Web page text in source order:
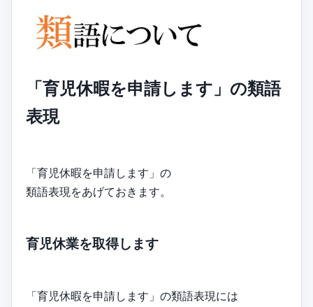
「育児休暇を申請します」の類語
表現
「育児休暇を申請します」の
類語表現をあげておきます。
育児休業を取得します
「育児休暇を申請します」の類語表現には